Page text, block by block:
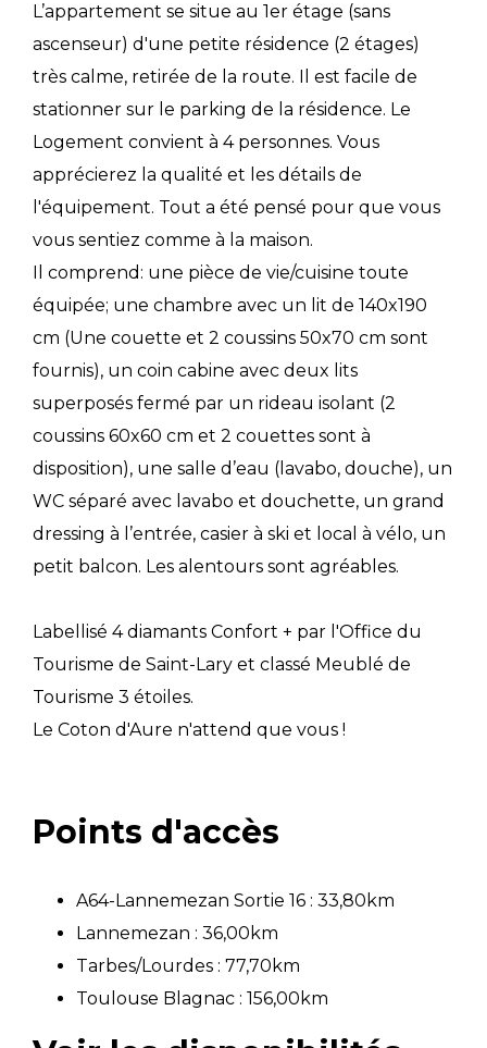
L’appartement se situe au 1er étage (sans
ascenseur) d'une petite résidence (2 étages)
très calme, retirée de la route. Il est facile de
stationner sur le parking de la résidence. Le
Logement convient à 4 personnes. Vous
apprécierez la qualité et les détails de
l'équipement. Tout a été pensé pour que vous
vous sentiez comme à la maison.
Il comprend: une pièce de vie/cuisine toute
équipée; une chambre avec un lit de 140x190
cm (Une couette et 2 coussins 50x70 cm sont
fournis), un coin cabine avec deux lits
superposés fermé par un rideau isolant (2
coussins 60x60 cm et 2 couettes sont à
disposition), une salle d’eau (lavabo, douche), un
WC séparé avec lavabo et douchette, un grand
dressing à l’entrée, casier à ski et local à vélo, un
petit balcon. Les alentours sont agréables.
Labellisé 4 diamants Confort + par l'Office du
Tourisme de Saint-Lary et classé Meublé de
Tourisme 3 étoiles.
Le Coton d'Aure n'attend que vous !
Points d'accès
A64-Lannemezan Sortie 16 : 33,80km
Lannemezan : 36,00km
Tarbes/Lourdes : 77,70km
Toulouse Blagnac : 156,00km